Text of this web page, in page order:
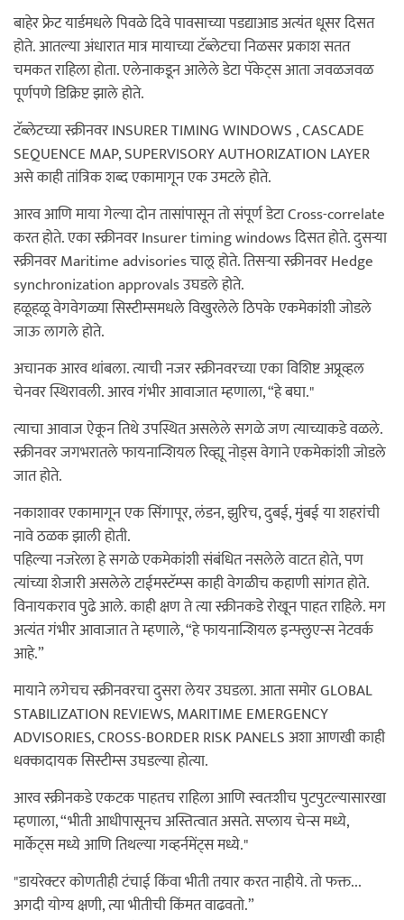
बाहेर फ्रेट यार्डमधले पिवळे दिवे पावसाच्या पडद्याआड अत्यंत धूसर दिसत
होते. आतल्या अंधारात मात्र मायाच्या टॅब्लेटचा निळसर प्रकाश सतत
चमकत राहिला होता. एलेनाकडून आलेले डेटा पॅकेट्स आता जवळजवळ
पूर्णपणे डिक्रिप्ट झाले होते.
टॅब्लेटच्या स्क्रीनवर INSURER TIMING WINDOWS , CASCADE
SEQUENCE MAP, SUPERVISORY AUTHORIZATION LAYER
असे काही तांत्रिक शब्द एकामागून एक उमटले होते.
आरव आणि माया गेल्या दोन तासांपासून तो संपूर्ण डेटा Cross-correlate
करत होते. एका स्क्रीनवर Insurer timing windows दिसत होते. दुसऱ्या
स्क्रीनवर Maritime advisories चालू होते. तिसऱ्या स्क्रीनवर Hedge
synchronization approvals उघडले होते.
हळूहळू वेगवेगळ्या सिस्टीम्समधले विखुरलेले ठिपके एकमेकांशी जोडले
जाऊ लागले होते.
अचानक आरव थांबला. त्याची नजर स्क्रीनवरच्या एका विशिष्ट अप्रूव्हल
चेनवर स्थिरावली. आरव गंभीर आवाजात म्हणाला, “हे बघा."
त्याचा आवाज ऐकून तिथे उपस्थित असलेले सगळे जण त्याच्याकडे वळले.
स्क्रीनवर जगभरातले फायनान्शियल रिव्ह्यू नोड्स वेगाने एकमेकांशी जोडले
जात होते.
नकाशावर एकामागून एक सिंगापूर, लंडन, झुरिच, दुबई, मुंबई या शहरांची
नावे ठळक झाली होती.
पहिल्या नजरेला हे सगळे एकमेकांशी संबंधित नसलेले वाटत होते, पण
त्यांच्या शेजारी असलेले टाईमस्टॅम्प्स काही वेगळीच कहाणी सांगत होते.
विनायकराव पुढे आले. काही क्षण ते त्या स्क्रीनकडे रोखून पाहत राहिले. मग
अत्यंत गंभीर आवाजात ते म्हणाले, “हे फायनान्शियल इन्फ्लुएन्स नेटवर्क
आहे.”
मायाने लगेचच स्क्रीनवरचा दुसरा लेयर उघडला. आता समोर GLOBAL
STABILIZATION REVIEWS, MARITIME EMERGENCY
ADVISORIES, CROSS-BORDER RISK PANELS अशा आणखी काही
धक्कादायक सिस्टीम्स उघडल्या होत्या.
आरव स्क्रीनकडे एकटक पाहतच राहिला आणि स्वतःशीच पुटपुटल्यासारखा
म्हणाला, “भीती आधीपासूनच अस्तित्वात असते. सप्लाय चेन्स मध्ये,
मार्केट्स मध्ये आणि तिथल्या गव्हर्नमेंट्स मध्ये."
"डायरेक्टर कोणतीही टंचाई किंवा भीती तयार करत नाहीये. तो फक्त...
अगदी योग्य क्षणी, त्या भीतीची किंमत वाढवतो.”